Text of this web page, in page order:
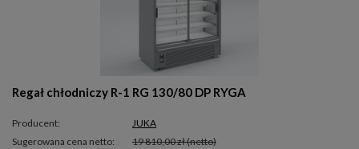
Regał chłodniczy R-1 RG 130/80 DP RYGA
Producent:
JUKA
Sugerowana cena netto:
19 810,00 zł(netto)